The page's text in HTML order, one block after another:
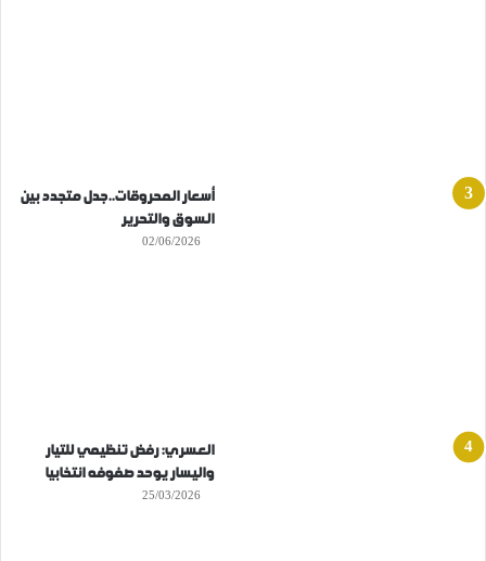
أسعار المحروقات..جدل متجدد بين
السوق والتحرير
02/06/2026
العسري: رفض تنظيمي للتيار
واليسار يوحد صفوفه انتخابيا
25/03/2026